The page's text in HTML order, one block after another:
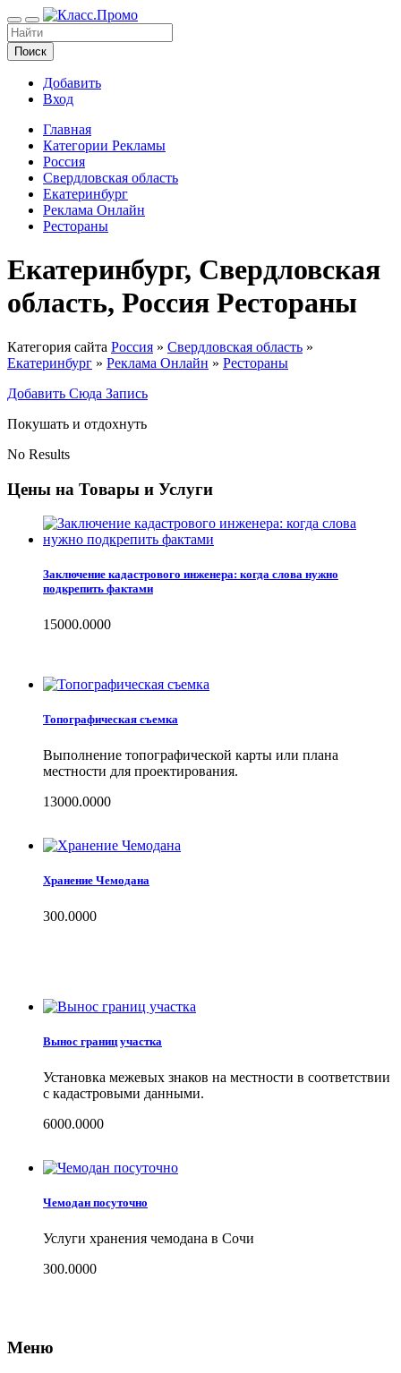
Поиск
Добавить
Вход
Главная
Категории Рекламы
Россия
Свердловская область
Екатеринбург
Реклама Онлайн
Рестораны
Екатеринбург, Свердловская
область, Россия Рестораны
Категория сайта Россия » Свердловская область »
Екатеринбург » Реклама Онлайн » Рестораны
Добавить Сюда Запись
Покушать и отдохнуть
No Results
Цены на Товары и Услуги
Заключение кадастрового инженера: когда слова нужно
подкрепить фактами
15000.0000
Топографическая съемка
Выполнение топографической карты или плана
местности для проектирования.
13000.0000
Хранение Чемодана
300.0000
Вынос границ участка
Установка межевых знаков на местности в соответствии
с кадастровыми данными.
6000.0000
Чемодан посуточно
Услуги хранения чемодана в Сочи
300.0000
Меню